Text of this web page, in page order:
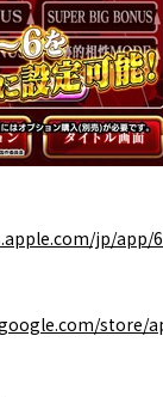
jp/app/
store/